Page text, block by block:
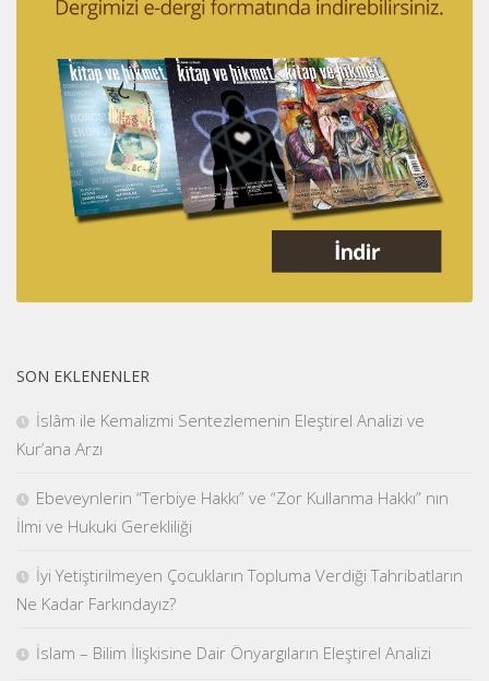
SON EKLENENLER
İslâm ile Kemalizmi Sentezlemenin Eleştirel Analizi ve
Kur’ana Arzı
Ebeveynlerin “Terbiye Hakkı” ve “Zor Kullanma Hakkı” nın
İlmi ve Hukuki Gerekliliği
İyi Yetiştirilmeyen Çocukların Topluma Verdiği Tahribatların
Ne Kadar Farkındayız?
İslam – Bilim İlişkisine Dair Önyargıların Eleştirel Analizi